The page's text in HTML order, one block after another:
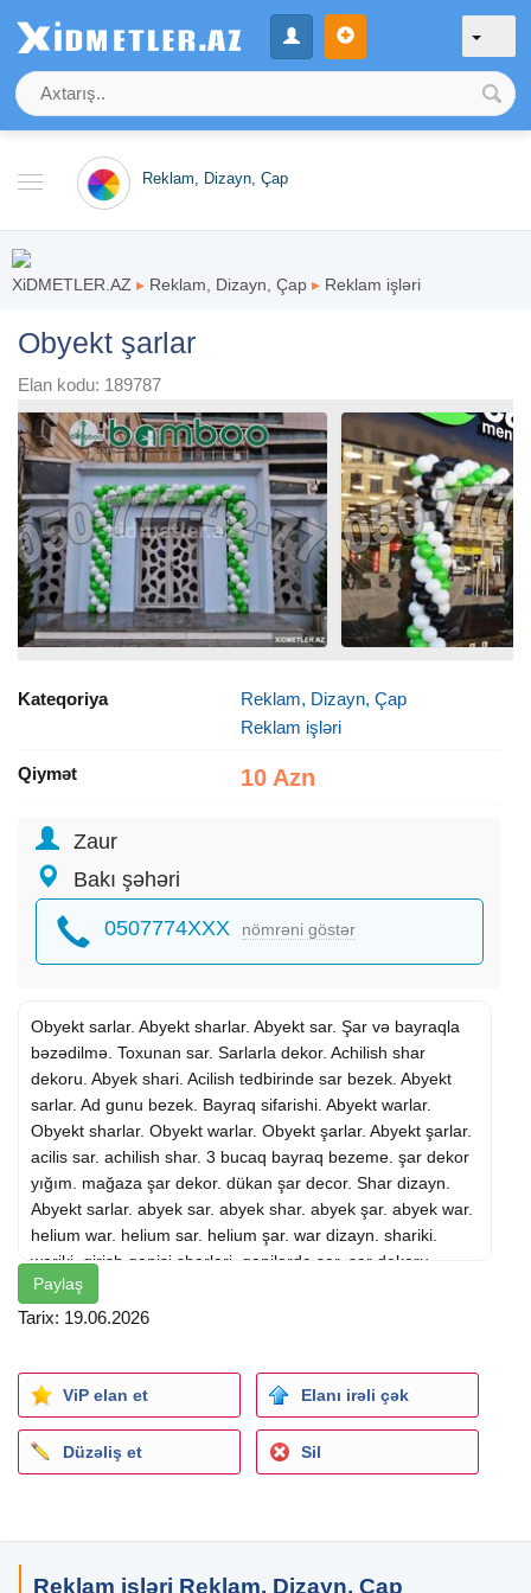
Reklam, Dizayn, Çap
XiDMETLER.AZ ▸ Reklam, Dizayn, Çap ▸ Reklam işləri
Obyekt şarlar
Elan kodu: 189787
Kateqoriya
Reklam, Dizayn, Çap
Reklam işləri
Qiymət 10 Azn
Zaur
Bakı şəhəri
0507774XXX nömrəni göstər
Obyekt sarlar. Abyekt sharlar. Abyekt sar. Şar və bayraqla
bəzədilmə. Toxunan sar. Sarlarla dekor. Achilish shar
dekoru. Abyek shari. Acilish tedbirinde sar bezek. Abyekt
sarlar. Ad gunu bezek. Bayraq sifarishi. Abyekt warlar.
Obyekt sharlar. Obyekt warlar. Obyekt şarlar. Abyekt şarlar.
acilis sar. achilish shar. 3 bucaq bayraq bezeme. şar dekor
yığım. mağaza şar dekor. dükan şar decor. Shar dizayn.
Abyekt sarlar. abyek sar. abyek shar. abyek şar. abyek war.
helium war. helium sar. helium şar. war dizayn. shariki.
wariki. girish qapisi sharlari. qapilarda sar. şar dekoru.
Abyekt shar. Abyekt war. Abyekt şar. Ad yazilan giqant
sharlar. Sar dizayn. Bayrax. Tedbirlerin bezedilmesi.
balon. Shar decor dekoru. şar decor. şar dekor. Obyektlerin
bezedilmesi. dukanlarin shar bezedilmesi. təzə dükan
bəzədilmələr. magaza obyekt bezeme. Helium ve adi
sharlarla bezekler. shar bezek. Helum. sar dekor. sar decor.
helium sharlari. toxunma shar. toxuma sar. toxunma sar.
Paylaş
Tarix: 19.06.2026
ViP elan et Elanı irəli çək
Düzəliş et Sil
Reklam işləri Reklam, Dizayn, Çap